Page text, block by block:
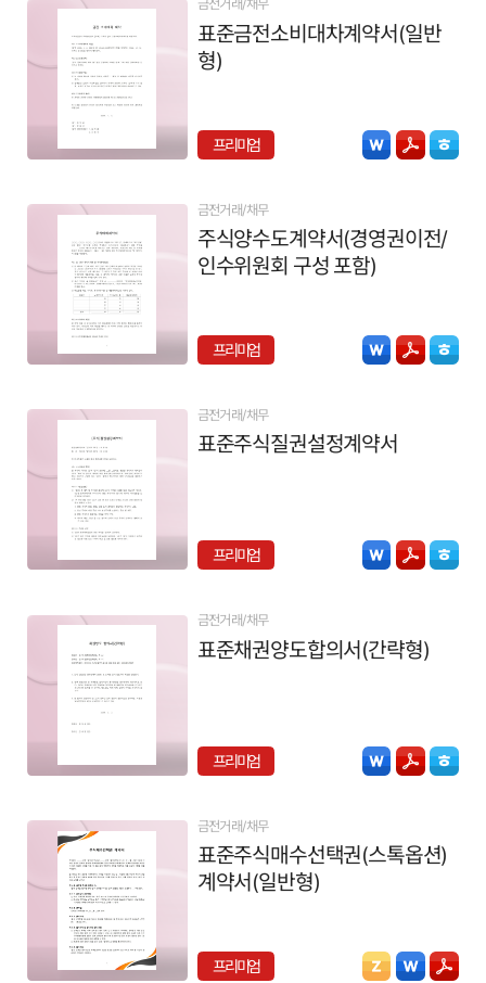
금전거래/채무
표준금전소비대차계약서(일반
형)
프리미엄
금전거래/채무
주식양수도계약서(경영권이전/
인수위원회 구성 포함)
프리미엄
금전거래/채무
표준주식질권설정계약서
프리미엄
금전거래/채무
표준채권양도합의서(간략형)
프리미엄
금전거래/채무
표준주식매수선택권(스톡옵션)
계약서(일반형)
프리미엄